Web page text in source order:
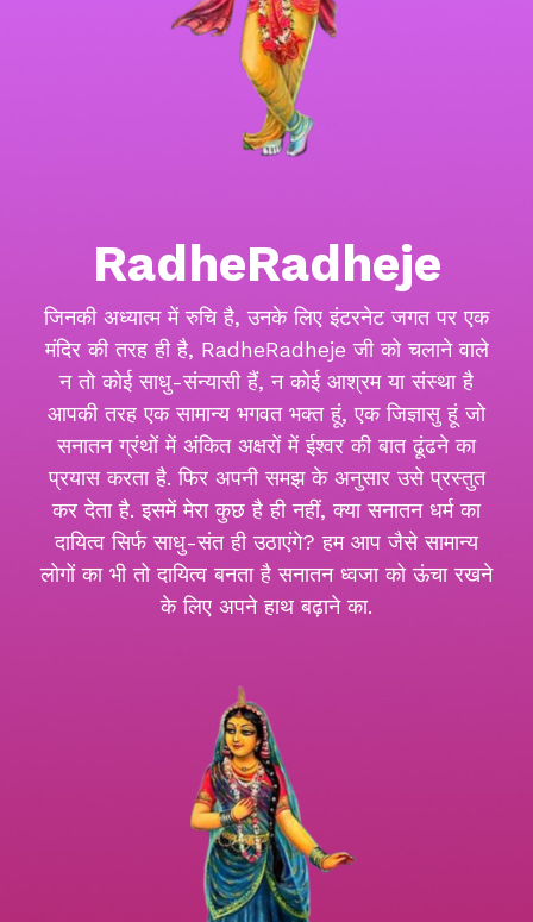
RadheRadheje
जिनकी अध्यात्म में रुचि है, उनके लिए इंटरनेट जगत पर एक
मंदिर की तरह ही है, RadheRadheje जी को चलाने वाले
न तो कोई साधु-संन्यासी हैं, न कोई आश्रम या संस्था है
आपकी तरह एक सामान्य भगवत भक्त हूं, एक जिज्ञासु हूं जो
सनातन ग्रंथों में अंकित अक्षरों में ईश्वर की बात ढूंढने का
प्रयास करता है. फिर अपनी समझ के अनुसार उसे प्रस्तुत
कर देता है. इसमें मेरा कुछ है ही नहीं, क्या सनातन धर्म का
दायित्व सिर्फ साधु-संत ही उठाएंगे? हम आप जैसे सामान्य
लोगों का भी तो दायित्व बनता है सनातन ध्वजा को ऊंचा रखने
के लिए अपने हाथ बढ़ाने का.